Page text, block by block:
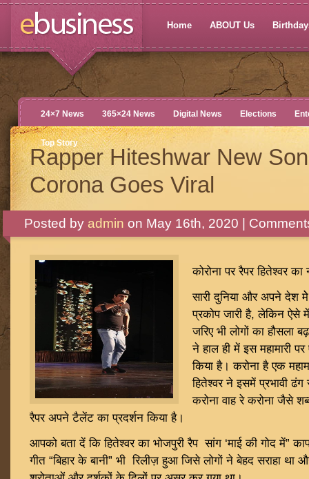
Home ABOUT Us
24×7 News 365×24 News Digital News Elections
Top Story
Rapper Hiteshwar New
Corona Goes Viral
Posted by admin on May 16th, 2020 |
कोरोना पर रैपर हितेश्वर
सारी दुनिया और अपने देश मेे
प्रकोप जारी है, लेकिन ऐसे
जरिए भी लोगों का हौसला
ने हाल ही में इस महामारी
किया है। करोना है एक
हितेश्वर ने इसमें प्रभावी
करोना वाह रे करोना जैसे
रैपर अपने टैलेंट का प्रदर्शन किया है।
आपको बता दें कि हितेश्वर का भोजपुरी रैप सांग ‘माई की गोद में”
गीत “बिहार के बानी” भी रिलीज़ हुआ जिसे लोगों ने बेहद सराहा था